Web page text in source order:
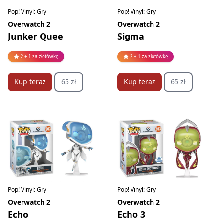
Pop! Vinyl: Gry
Overwatch 2
Junker Quee
2 + 1 za złotówkę
Kup teraz 65 zł
Pop! Vinyl: Gry
Overwatch 2
Sigma
2 + 1 za złotówkę
Kup teraz 65 zł
Pop! Vinyl: Gry
Overwatch 2
Echo
Pop! Vinyl: Gry
Overwatch 2
Echo 3